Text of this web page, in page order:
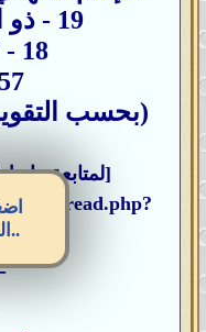
19 - ذو الحجة - 1443 هـ
18 - 07 - 2022 مـ
(بحسب
[لمتابعة رابط
البيان المقتبس..